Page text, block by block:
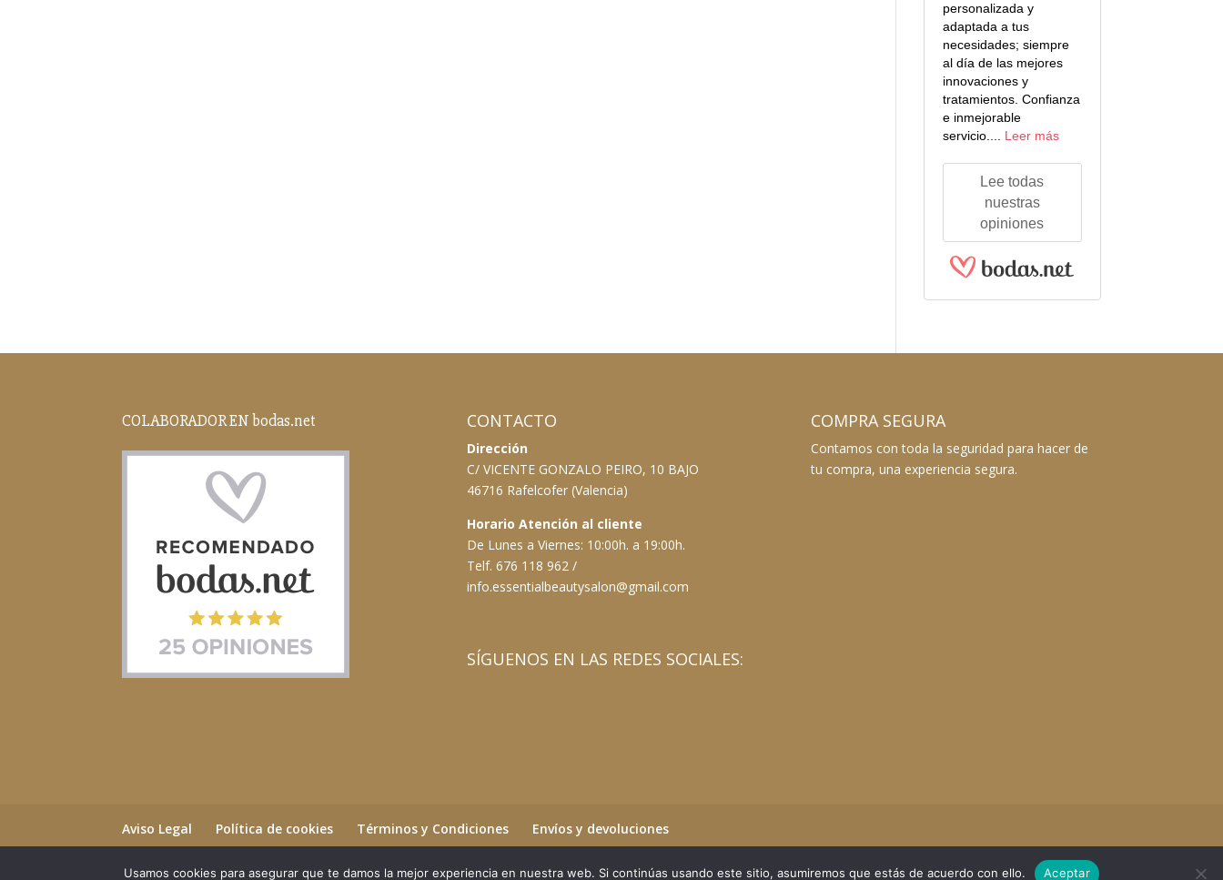
personalizada y
adaptada a tus
necesidades; siempre
al día de las mejores
innovaciones y
tratamientos. Confianza
e inmejorable
servicio.... Leer más
Lee todas
nuestras
opiniones
COLABORADOR EN bodas.net CONTACTO
Dirección
C/ VICENTE GONZALO PEIRO, 10 BAJO
46716 Rafelcofer (Valencia)
Horario Atención al cliente
De Lunes a Viernes: 10:00h. a 19:00h.
Telf. 676 118 962 /
info.essentialbeautysalon@gmail.com
SÍGUENOS EN LAS REDES SOCIALES:
COMPRA SEGURA
Contamos con toda la seguridad para hacer de
tu compra, una experiencia segura.
Aviso Legal Política de cookies Términos y Condiciones Envíos y devoluciones
Usamos cookies para asegurar que te damos la mejor experiencia en nuestra web. Si continúas usando este sitio, asumiremos que estás de acuerdo con ello. Aceptar